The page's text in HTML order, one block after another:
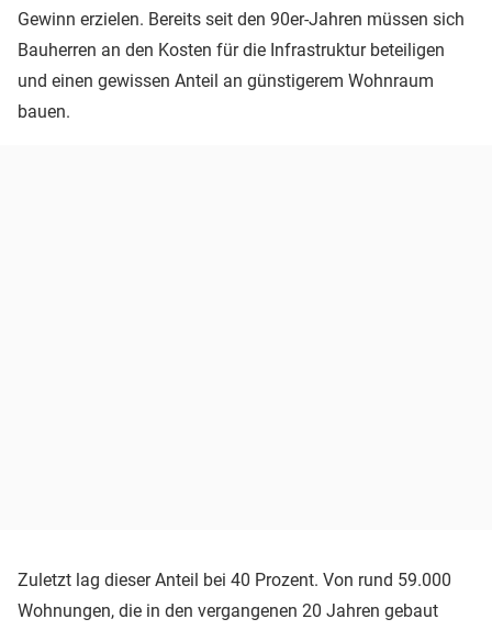
Gewinn erzielen. Bereits seit den 90er-Jahren müssen sich
Bauherren an den Kosten für die Infrastruktur beteiligen
und einen gewissen Anteil an günstigerem Wohnraum
bauen.
Zuletzt lag dieser Anteil bei 40 Prozent. Von rund 59.000
Wohnungen, die in den vergangenen 20 Jahren gebaut